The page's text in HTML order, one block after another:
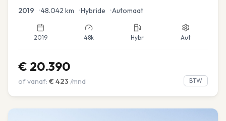
2019 •48.042 km •Hybride •Automaat
2019 48k Hybr Aut
€ 20.390
of vanaf: € 423 /mnd BTW